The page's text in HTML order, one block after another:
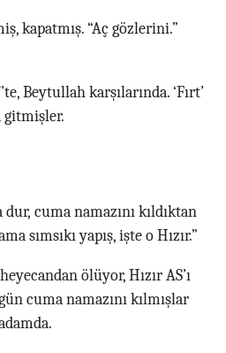
kapatmış. “Aç gözlerini.”
Beytullah karşılarında. ‘Fırt’
gitmişler.
cuma namazını kıldıktan
sımsıkı yapış, işte o Hızır.”
ölüyor, Hızır AS’ı
cuma namazını kılmışlar